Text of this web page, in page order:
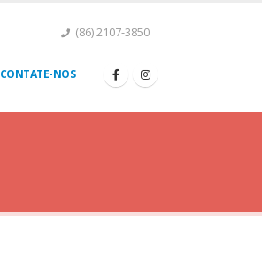
(86) 2107-3850
CONTATE-NOS